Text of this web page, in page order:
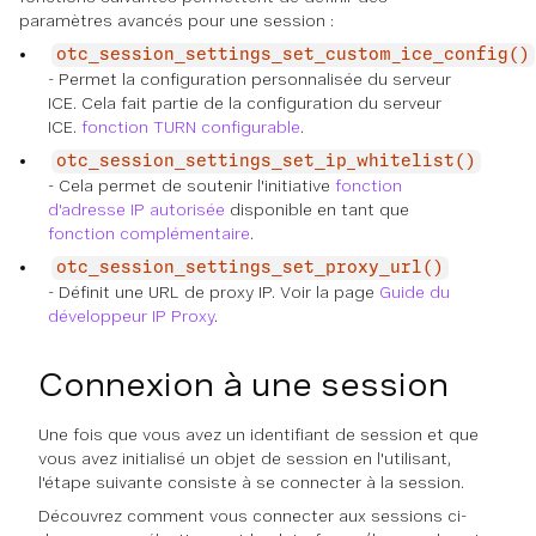
paramètres avancés pour une session :
otc_session_settings_set_custom_ice_config()
- Permet la configuration personnalisée du serveur
ICE. Cela fait partie de la configuration du serveur
ICE. fonction TURN configurable.
otc_session_settings_set_ip_whitelist()
- Cela permet de soutenir l'initiative fonction
d'adresse IP autorisée disponible en tant que
fonction complémentaire.
otc_session_settings_set_proxy_url()
- Définit une URL de proxy IP. Voir la page Guide du
développeur IP Proxy.
Connexion à une session
Une fois que vous avez un identifiant de session et que
vous avez initialisé un objet de session en l'utilisant,
l'étape suivante consiste à se connecter à la session.
Découvrez comment vous connecter aux sessions ci-